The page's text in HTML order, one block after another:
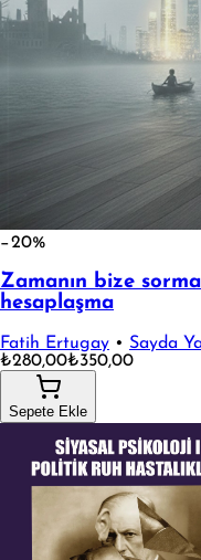
−20%
Zamanın bize
hesaplaşma
Fatih Ertugay • Sayda
₺280,00₺350,00
Sepete Ekle